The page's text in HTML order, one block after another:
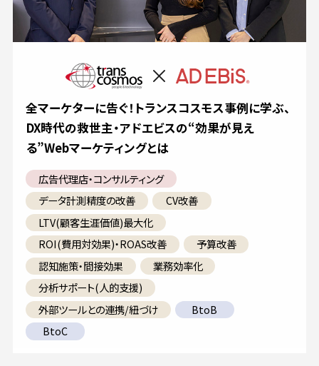
全マーケターに告ぐ！トランスコスモス事例に学ぶ、
DX時代の救世主・アドエビスの“効果が見え
る”Webマーケティングとは
広告代理店・コンサルティング
データ計測精度の改善
CV改善
LTV(顧客生涯価値)最大化
ROI(費用対効果)・ROAS改善
予算改善
認知施策・間接効果
業務効率化
分析サポート(人的支援)
外部ツールとの連携/紐づけ
BtoB
BtoC